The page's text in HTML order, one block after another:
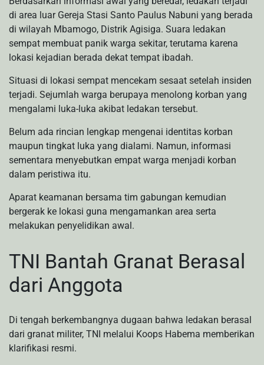
di area luar Gereja Stasi Santo Paulus Nabuni yang berada
di wilayah Mbamogo, Distrik Agisiga. Suara ledakan
sempat membuat panik warga sekitar, terutama karena
lokasi kejadian berada dekat tempat ibadah.
Situasi di lokasi sempat mencekam sesaat setelah insiden
terjadi. Sejumlah warga berupaya menolong korban yang
mengalami luka-luka akibat ledakan tersebut.
Belum ada rincian lengkap mengenai identitas korban
maupun tingkat luka yang dialami. Namun, informasi
sementara menyebutkan empat warga menjadi korban
dalam peristiwa itu.
Aparat keamanan bersama tim gabungan kemudian
bergerak ke lokasi guna mengamankan area serta
melakukan penyelidikan awal.
TNI Bantah Granat Berasal
dari Anggota
Di tengah berkembangnya dugaan bahwa ledakan berasal
dari granat militer, TNI melalui Koops Habema memberikan
klarifikasi resmi.